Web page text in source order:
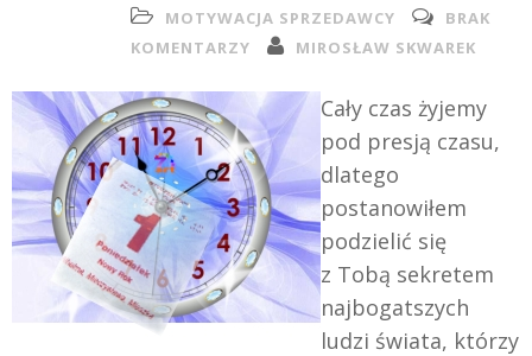
MOTYWACJA SPRZEDAWCY
BRAK
KOMENTARZY
MIROSŁAW SKWAREK
Cały czas żyjemy
pod presją czasu,
dlatego
postanowiłem
podzielić się
z Tobą sekretem
najbogatszych
ludzi świata, którzy